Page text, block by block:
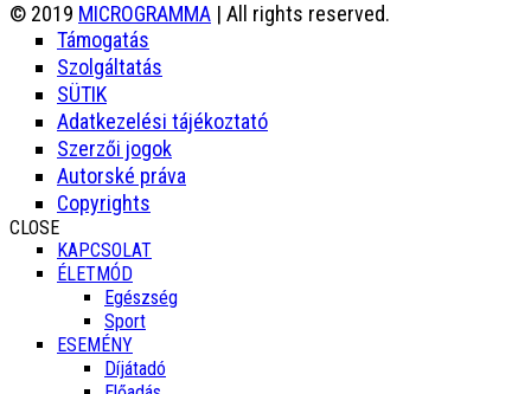
© 2019 MICROGRAMMA | All rights reserved.
Támogatás
Szolgáltatás
SÜTIK
Adatkezelési tájékoztató
Szerzői jogok
Autorské práva
Copyrights
CLOSE
KAPCSOLAT
ÉLETMÓD
Egészség
Sport
ESEMÉNY
Díjátadó